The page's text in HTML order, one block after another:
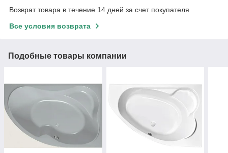
Возврат товара в течение 14 дней за счет покупателя
Все условия возврата
Подобные товары компании